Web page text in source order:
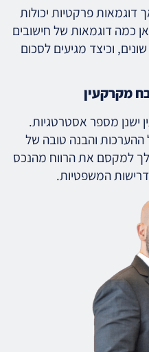
דוגמאות פרקטיות יכולות
כמה דוגמאות של חישובים
וכיצד מגיעים לסכום
מקרקעין
ישנן מספר אסטרטגיות.
ההערכות והבנה טובה של
לך למקסם את הרווח מהנכס
המשפטיות.